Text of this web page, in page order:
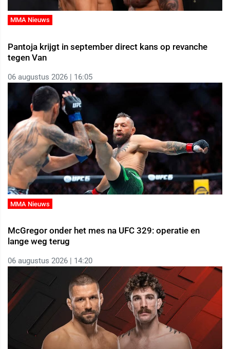
MMA Nieuws
Pantoja krijgt in september direct kans op revanche
tegen Van
06 augustus 2026 | 16:05
MMA Nieuws
McGregor onder het mes na UFC 329: operatie en
lange weg terug
06 augustus 2026 | 14:20